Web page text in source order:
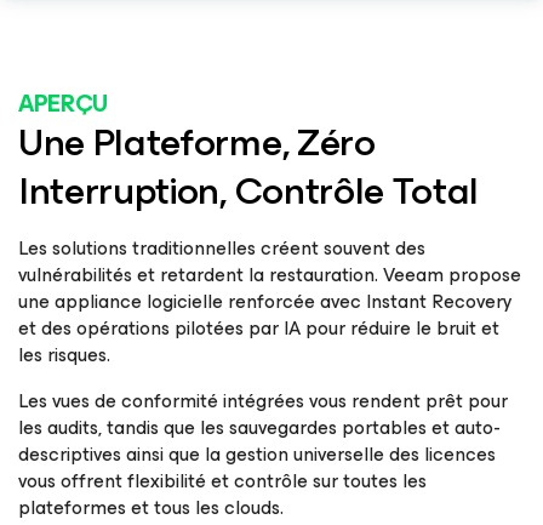
APERÇU
Une Plateforme, Zéro
Interruption, Contrôle Total
Les solutions traditionnelles créent souvent des
vulnérabilités et retardent la restauration. Veeam propose
une appliance logicielle renforcée avec Instant Recovery
et des opérations pilotées par IA pour réduire le bruit et
les risques.
Les vues de conformité intégrées vous rendent prêt pour
les audits, tandis que les sauvegardes portables et auto-
descriptives ainsi que la gestion universelle des licences
vous offrent flexibilité et contrôle sur toutes les
plateformes et tous les clouds.